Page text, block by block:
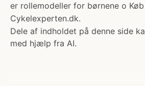
er rollemodeller for børnene o
Cykelexperten.dk.
Dele af indholdet på denne side
med hjælp fra AI.